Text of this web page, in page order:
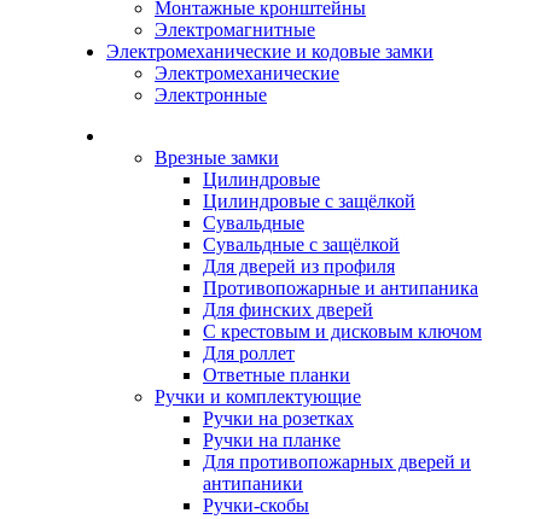
Монтажные кронштейны
Электромагнитные
Электромеханические и кодовые замки
Электромеханические
Электронные
Врезные замки
Цилиндровые
Цилиндровые с защёлкой
Сувальдные
Сувальдные с защёлкой
Для дверей из профиля
Противопожарные и антипаника
Для финских дверей
С крестовым и дисковым ключом
Для роллет
Ответные планки
Ручки и комплектующие
Ручки на розетках
Ручки на планке
Для противопожарных дверей и
антипаники
Ручки-скобы